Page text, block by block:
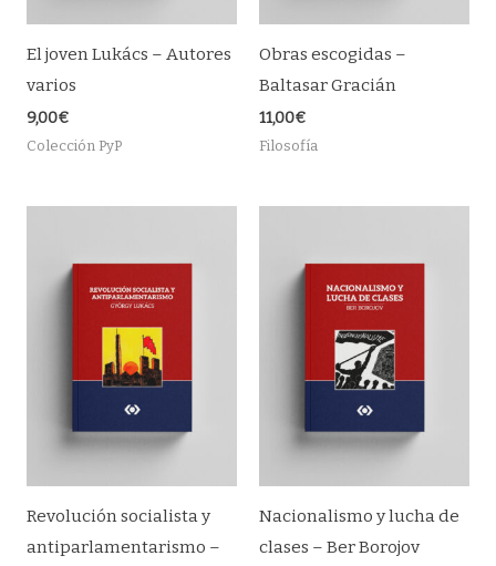
El joven Lukács – Autores
varios
9,00€
Colección PyP
Obras escogidas –
Baltasar Gracián
11,00€
Filosofía
Revolución socialista y
antiparlamentarismo –
Nacionalismo y lucha de
clases – Ber Borojov